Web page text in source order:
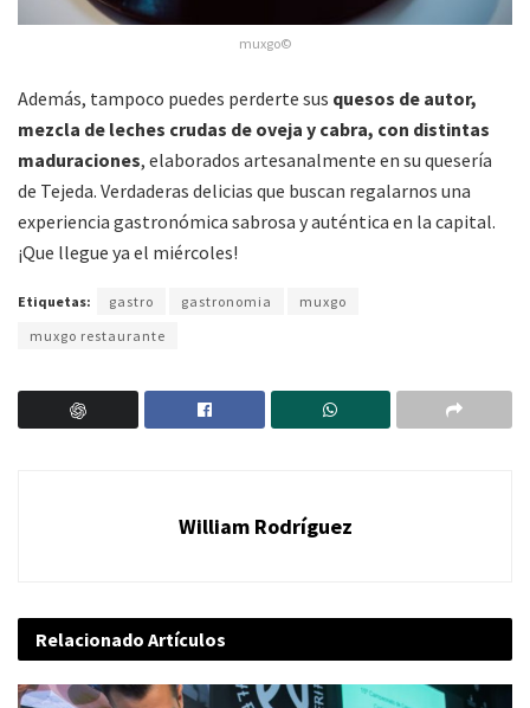
muxgo©
Además, tampoco puedes perderte sus quesos de autor,
mezcla de leches crudas de oveja y cabra, con distintas
maduraciones, elaborados artesanalmente en su quesería
de Tejeda. Verdaderas delicias que buscan regalarnos una
experiencia gastronómica sabrosa y auténtica en la capital.
¡Que llegue ya el miércoles!
Etiquetas: gastro gastronomia
muxgo
muxgo restaurante
William Rodríguez
Relacionado Artículos